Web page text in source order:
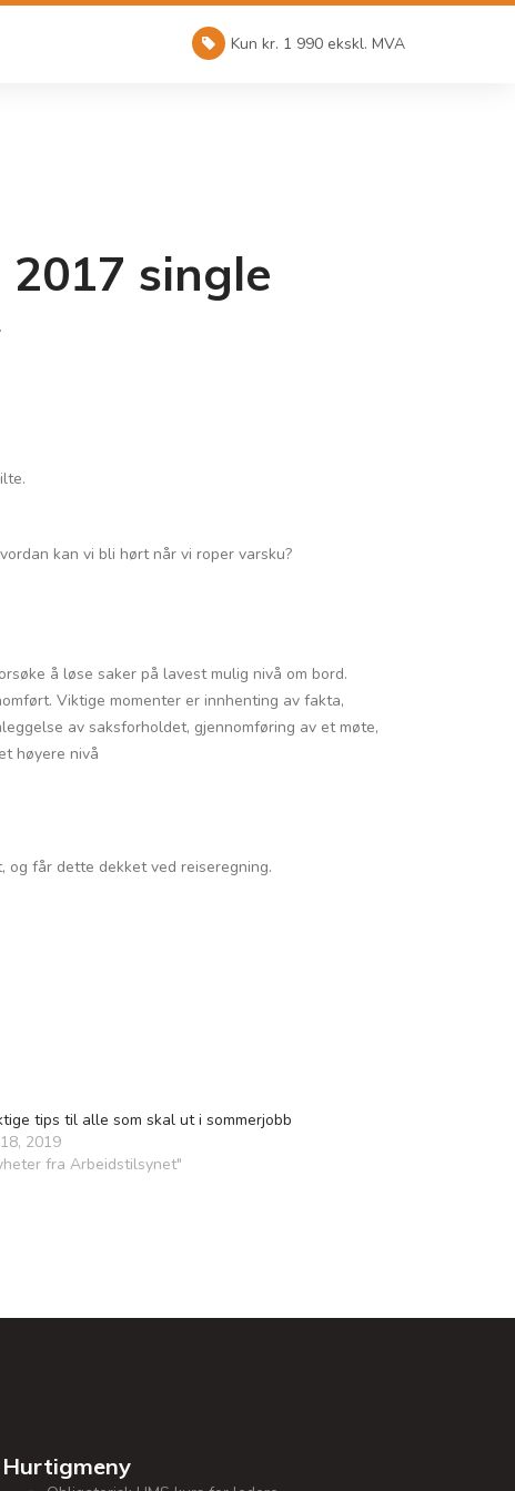
Kun kr. 1 990 ekskl. MVA
single
kan vi bli hørt når vi roper varsku?
å løse saker på lavest mulig nivå om bord.
Viktige momenter er innhenting av fakta,
av saksforholdet, gjennomføring av et møte,
høyere nivå
og får dette dekket ved reiseregning.
tips til alle som skal ut i sommerjobb
2019
fra Arbeidstilsynet"
Hurtigmeny